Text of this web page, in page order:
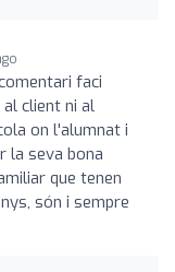
faci
client ni al
on l'alumnat i
la seva bona
que tenen
són i sempre